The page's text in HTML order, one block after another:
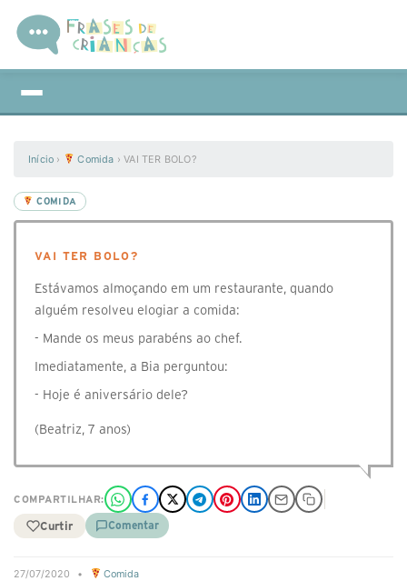
Início › Comida ›VAI TER BOLO?
COMIDA
VAI TER BOLO?
Estávamos almoçando em um restaurante, quando
alguém resolveu elogiar a comida:
- Mande os meus parabéns ao chef.
Imediatamente, a Bia perguntou:
- Hoje é aniversário dele?
(Beatriz, 7 anos)
COMPARTILHAR:
Curtir Comentar
27/07/2020 • Comida